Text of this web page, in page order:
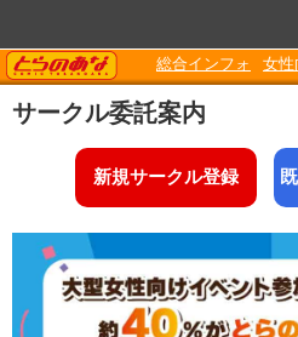
TORANOANA
総合インフォ 女性
サークル委託案内
新規サークル登録